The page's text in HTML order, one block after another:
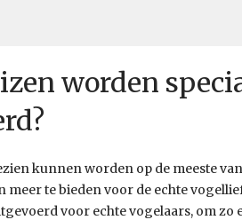
worden
kunnen worden op de meeste van
meer te bieden voor de echte
voor echte vogelaars, om zo